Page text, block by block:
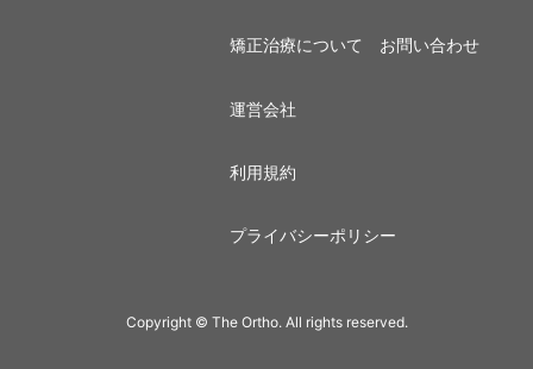
矯正治療について お問い合わせ
運営会社
利用規約
プライバシーポリシー
Copyright © The Ortho. All rights reserved.